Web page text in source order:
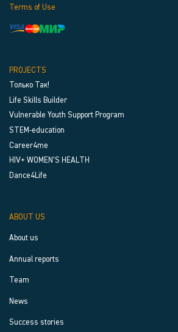
Terms of Use
PROJECTS
Только Так!
Life Skills Builder
Vulnerable Youth Support Program
STEM-education
Career4me
HIV+ WOMEN’S HEALTH
Dance4Life
ABOUT US
About us
Annual reports
Team
News
Success stories